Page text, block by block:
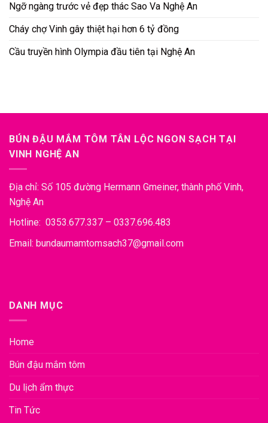
Ngỡ ngàng trước vẻ đẹp thác Sao Va Nghệ An
Cháy chợ Vinh gây thiệt hại hơn 6 tỷ đồng
Cầu truyền hình Olympia đầu tiên tại Nghệ An
BÚN ĐẬU MẮM TÔM TÂN LỘC NGON SẠCH TẠI
VINH NGHỆ AN
Địa chỉ: Số 105 đường Hermann Gmeiner, thành phố Vinh,
Nghệ An
Hotline: 0353.677.337 – 0337.696.483
Email: bundaumamtomsach37@gmail.com
DANH MỤC
Home
Bún đậu mắm tôm
Du lịch ẩm thực
Tin Tức